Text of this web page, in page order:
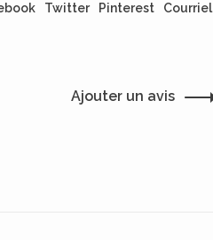
Twitter Pinterest Courriel
Ajouter un avis